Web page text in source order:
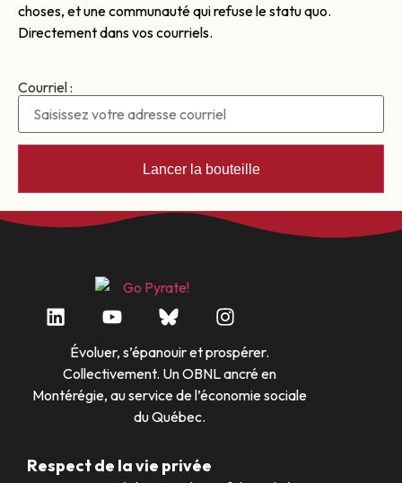
choses, et une communauté qui refuse le statu quo.
Directement dans vos courriels.
Courriel :
Évoluer, s’épanouir et prospérer.
Collectivement. Un OBNL ancré en
Montérégie, au service de l’économie sociale
du Québec.
Respect de la vie privée